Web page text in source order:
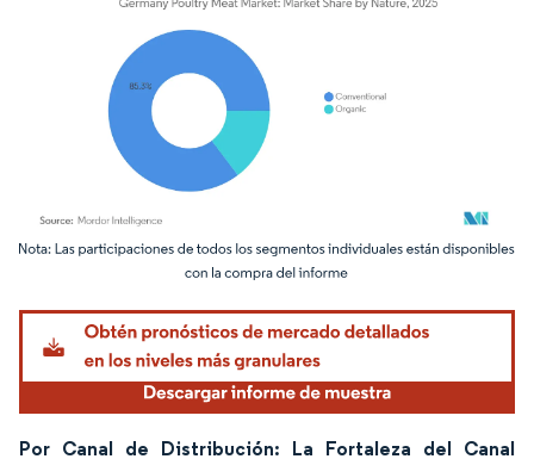
Imagen © Mordor Intelligence. El uso requiere atribución según CC BY 4.0.
Por Canal de Distribución: La Fortaleza del Canal